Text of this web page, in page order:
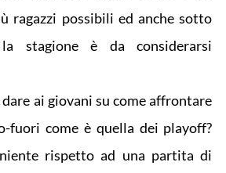
ragazzi possibili ed anche sotto
stagione è da considerarsi
ai giovani su come affrontare
fuori come è quella dei playoff?
rispetto ad una partita di